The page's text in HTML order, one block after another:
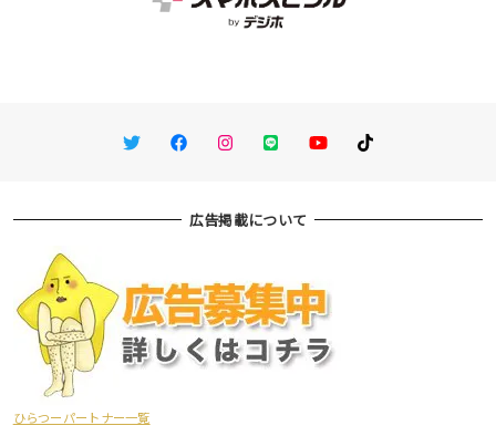
TwitterFacebookInstagram
LINE You TubeTikTok
広告掲載について
ひらつーパートナー一覧